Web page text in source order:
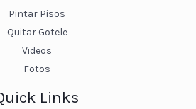
Pintar Pisos
Quitar Gotele
Videos
Fotos
Links